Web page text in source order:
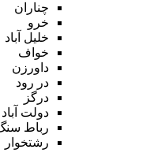
چناران
خرو
خلیل آباد
خواف
داورزن
در رود
درگز
دولت آباد
رباط
رشتخوار